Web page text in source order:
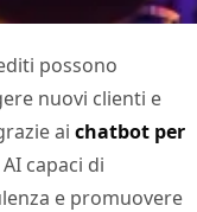
possono
nuovi clienti e
ai chatbot per
capaci di
e promuovere